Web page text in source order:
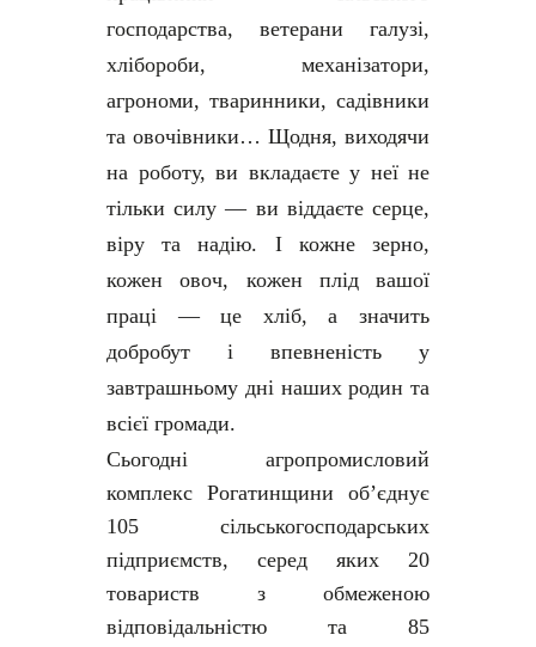
господарства, ветерани галузі,
хлібороби, механізатори,
агрономи, тваринники, садівники
та овочівники… Щодня, виходячи
на роботу, ви вкладаєте у неї не
тільки силу — ви віддаєте серце,
віру та надію. І кожне зерно,
кожен овоч, кожен плід вашої
праці — це хліб, а значить
добробут і впевненість у
завтрашньому дні наших родин та
всієї громади.
Сьогодні агропромисловий
комплекс Рогатинщини об’єднує
105 сільськогосподарських
підприємств, серед яких 20
товариств з обмеженою
відповідальністю та 85